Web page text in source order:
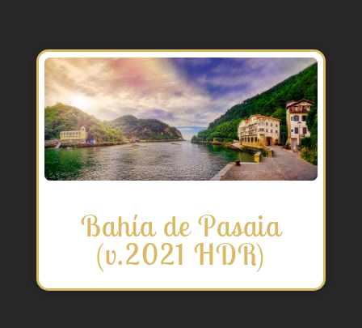
Bahía de Pasaia
(v.2021 HDR)